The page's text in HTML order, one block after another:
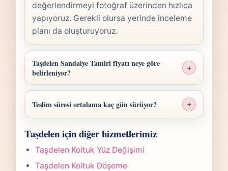
değerlendirmeyi fotoğraf üzerinden hızlıca
yapıyoruz. Gerekli olursa yerinde inceleme
planı da oluşturuyoruz.
Taşdelen Sandalye Tamiri fiyatı neye göre
belirleniyor?
+
Taşdelen Sandalye Tamiri fiyatı; ölçü,
malzeme sınıfı, işçilik yoğunluğu ve teslim
planına göre belirlenir. Fotoğraf
gönderdiğinizde hızlıca anlaşılır bir aralık
paylaşırız.
Teslim süresi ortalama kaç gün sürüyor? +
yapılan işlemin kapsamına göre değişir.
Çoğu projede 5-7 iş günü hedefiyle çalışır,
olası değişikliği önceden bildiririz.
Taşdelen için diğer hizmetlerimiz
Taşdelen Koltuk Yüz Değişimi
Taşdelen Koltuk Döşeme